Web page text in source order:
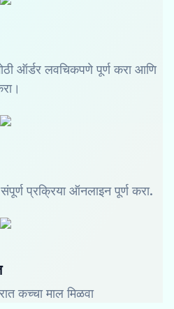
ऑर्डर लवचिकपणे पूर्ण करा आणि
प्रक्रिया ऑनलाइन पूर्ण करा.
कच्चा माल मिळवा